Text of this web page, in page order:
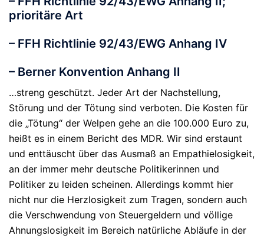
prioritäre Art
– FFH Richtlinie 92/43/EWG Anhang IV
– Berner Konvention Anhang II
…streng geschützt. Jeder Art der Nachstellung,
Störung und der Tötung sind verboten. Die Kosten für
die „Tötung“ der Welpen gehe an die 100.000 Euro zu,
heißt es in einem Bericht des MDR. Wir sind erstaunt
und enttäuscht über das Ausmaß an Empathielosigkeit,
an der immer mehr deutsche Politikerinnen und
Politiker zu leiden scheinen. Allerdings kommt hier
nicht nur die Herzlosigkeit zum Tragen, sondern auch
die Verschwendung von Steuergeldern und völlige
Ahnungslosigkeit im Bereich natürliche Abläufe in der